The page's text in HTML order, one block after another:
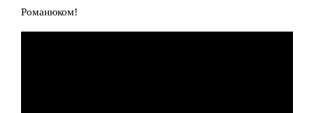
Романюком!